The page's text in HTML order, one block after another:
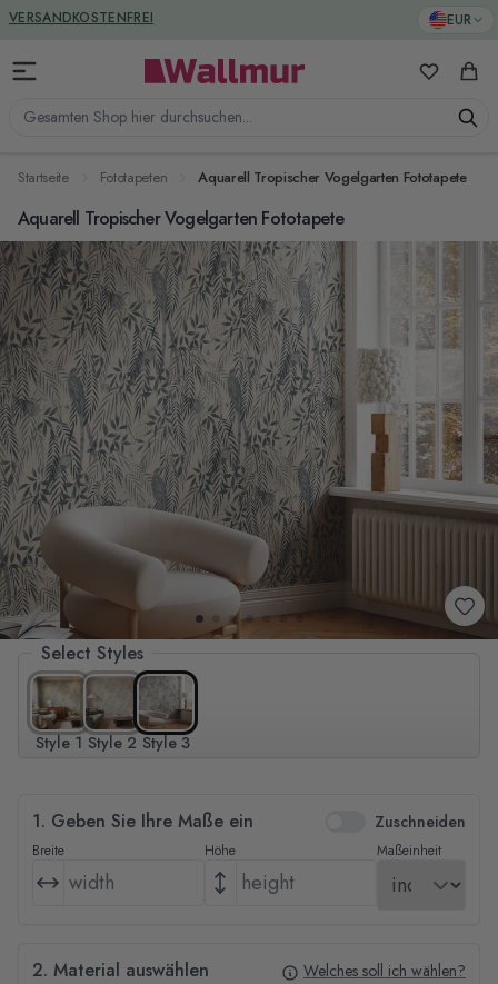
Zum Inhalt springen EUR
Gesamten Shop hier durchsuchen...
Meine
VERSANDKOSTENFREI
GREENGUARD ZERTIFIZIERT
Startseite Fototapeten Aquarell Tropischer Vogelgarten Fototapete
Aquarell Tropischer Vogelgarten Fototapete
Select Styles
Style 1 Style 2 Style 3
1. Geben Sie Ihre Maße ein Zuschneiden
Breite Höhe Maßeinheit
2. Material auswählen Welches soll ich wählen?